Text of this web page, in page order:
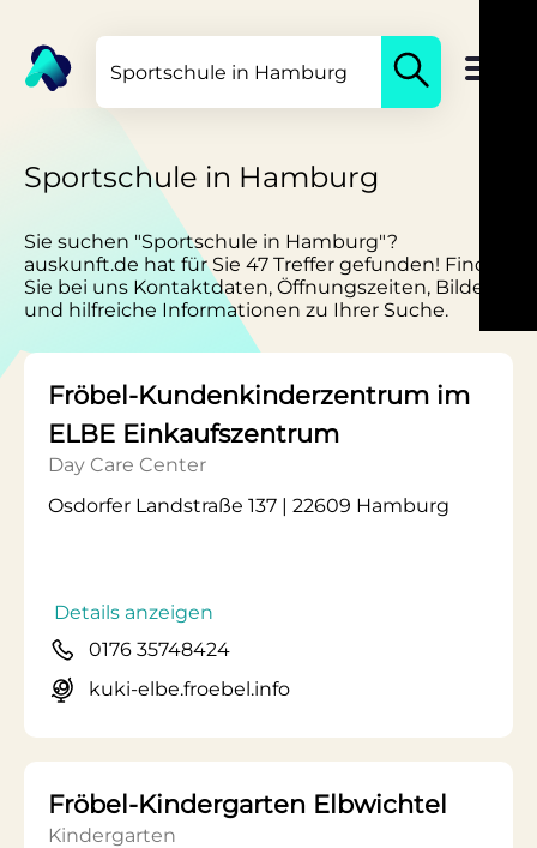
Sportschule in Hamburg
Sie suchen "Sportschule in Hamburg"?
auskunft.de hat für Sie 47 Treffer gefunden! Finden
Sie bei uns Kontaktdaten, Öffnungszeiten, Bilder
und hilfreiche Informationen zu Ihrer Suche.
Fröbel-Kundenkinderzentrum im
ELBE Einkaufszentrum
Day Care Center
Osdorfer Landstraße 137 | 22609 Hamburg
Details anzeigen
0176 35748424
kuki-elbe.froebel.info
Fröbel-Kindergarten Elbwichtel
Kindergarten